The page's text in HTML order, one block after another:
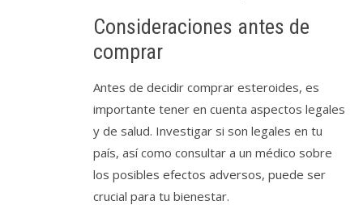
Consideraciones antes de
comprar
Antes de decidir comprar esteroides, es
importante tener en cuenta aspectos legales
y de salud. Investigar si son legales en tu
país, así como consultar a un médico sobre
los posibles efectos adversos, puede ser
crucial para tu bienestar.